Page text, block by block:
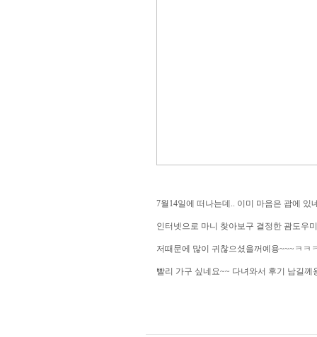
7월14일에 떠나는데.. 이미 마음은 괌에 있
인터넷으로 마니 찾아보구 결정한 괌도우
저때문에 많이 귀찮으셨을꺼예용~~~ㅋㅋ
빨리 가구 싶네요~~ 다녀와서 후기 남길께